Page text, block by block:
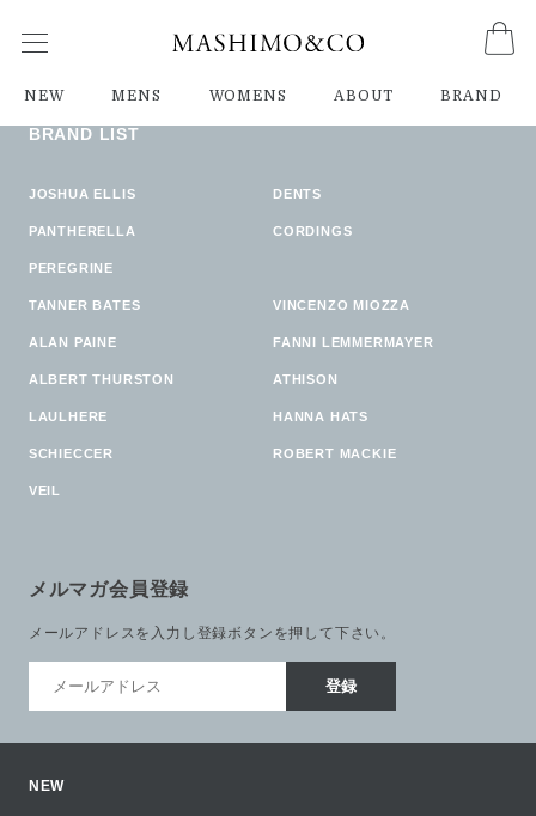
NEW MENS WOMENS ABOUT BRAND
ご指定のページは見つかりません。
削除されたかＵＲＬが変更されたため表示できません。
BRAND LIST
JOSHUA ELLIS DENTS
PANTHERELLA CORDINGS
PEREGRINE
TANNER BATES VINCENZO MIOZZA
ALAN PAINE FANNI LEMMERMAYER
ALBERT THURSTON ATHISON
LAULHERE HANNA HATS
SCHIECCER ROBERT MACKIE
VEIL
メルマガ会員登録
メールアドレスを入力し登録ボタンを押して下さい。
NEW